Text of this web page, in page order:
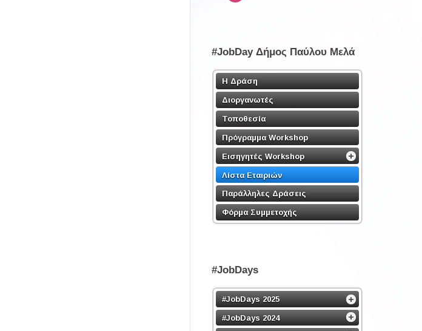
#JobDay Δήμος Παύλου Μελά
Η Δράση
Διοργανωτές
Τοποθεσία
Πρόγραμμα Workshop
Εισηγητές Workshop
Λίστα Εταιριών
Παράλληλες Δράσεις
Φόρμα Συμμετοχής
#JobDays
#JobDays 2025
#JobDays 2024